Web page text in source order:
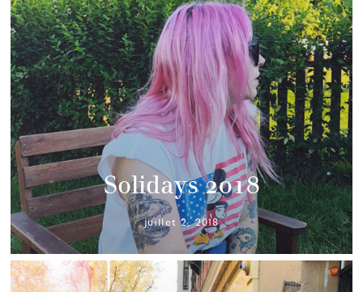
Solidays 2018
juillet 2, 2018